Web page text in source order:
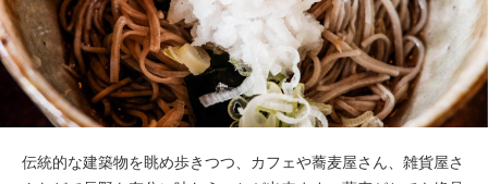
伝統的な建築物を眺め歩きつつ、カフェや蕎麦屋さん、雑貨屋さ